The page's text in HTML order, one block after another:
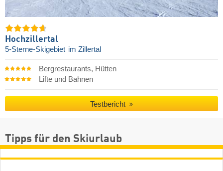
Hochzillertal
5-Sterne-Skigebiet im Zillertal
Bergrestaurants, Hütten
Lifte und Bahnen
Testbericht
Tipps für den Skiurlaub